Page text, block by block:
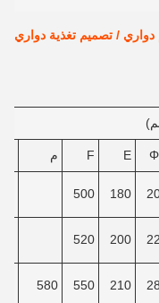
/ تصميم تغذية دواري
E
F م
180
500
200
520
210
550
580